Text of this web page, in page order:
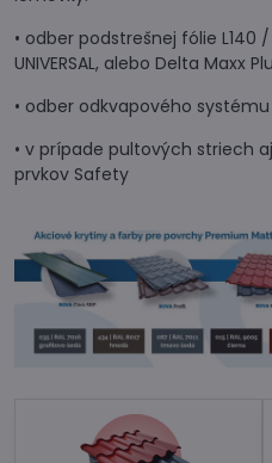
• odber podstrešnej fólie L140 /
UNIVERSAL, alebo Delta Maxx
• odber odkvapového systému
• v prípade pultových striech
prvkov Safety